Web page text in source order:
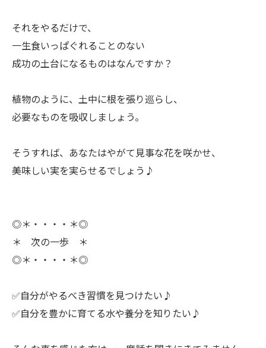
ㅤそれをやるだけで、
一生食いっぱぐれることのない
成功の土台になるものはなんですか？
ㅤ植物のように、土中に根を張り巡らし、
必要なものを吸収しましょう。
ㅤそうすれば、あなたはやがて見事な花を咲かせ、
美味しい実を実らせるでしょう♪
◎＊・・・・＊◎
＊ 次の一歩 ＊
◎＊・・・・＊◎
✅自分がやるべき習慣を見つけたい♪
✅自分を豊かに育てる水や養分を知りたい♪